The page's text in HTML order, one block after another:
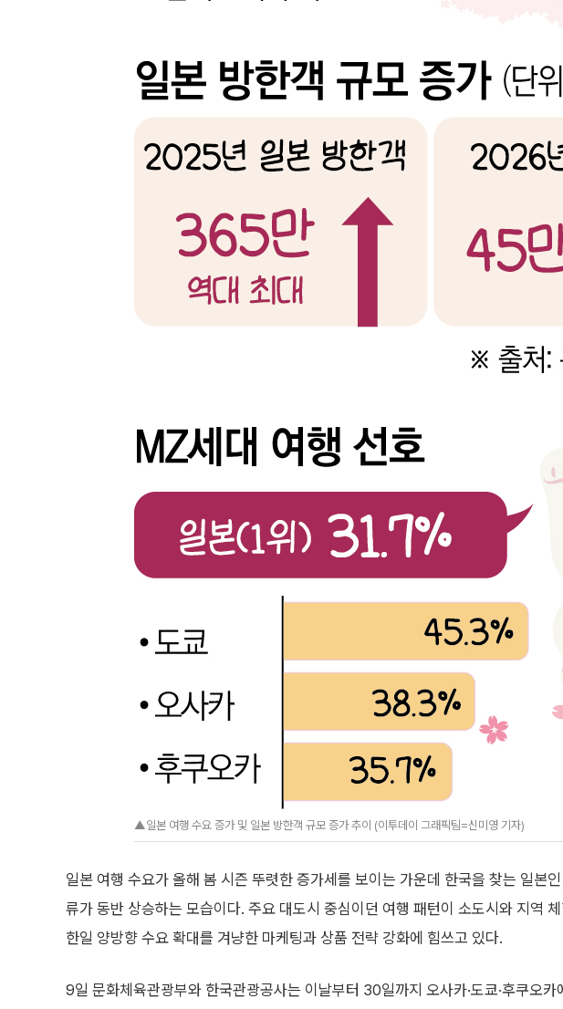
▲일본 여행 수요 증가 및 일본 방한객 규모 증가 추이 (이투데이 그래픽팀=신미영 기자)
일본 여행 수요가 올해 봄 시즌 뚜렷한 증가세를 보이는 가운데 한국을 찾는 일본
류가 동반 상승하는 모습이다. 주요 대도시 중심이던 여행 패턴이 소도시와 지역
한일 양방향 수요 확대를 겨냥한 마케팅과 상품 전략 강화에 힘쓰고 있다.
9일 문화체육관광부와 한국관광공사는 이날부터 30일까지 오사카·도쿄·후쿠오카